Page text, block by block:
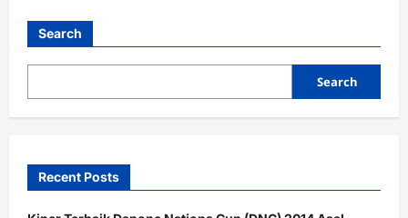
Raih
Uang
M
Search
Search
Recent Posts